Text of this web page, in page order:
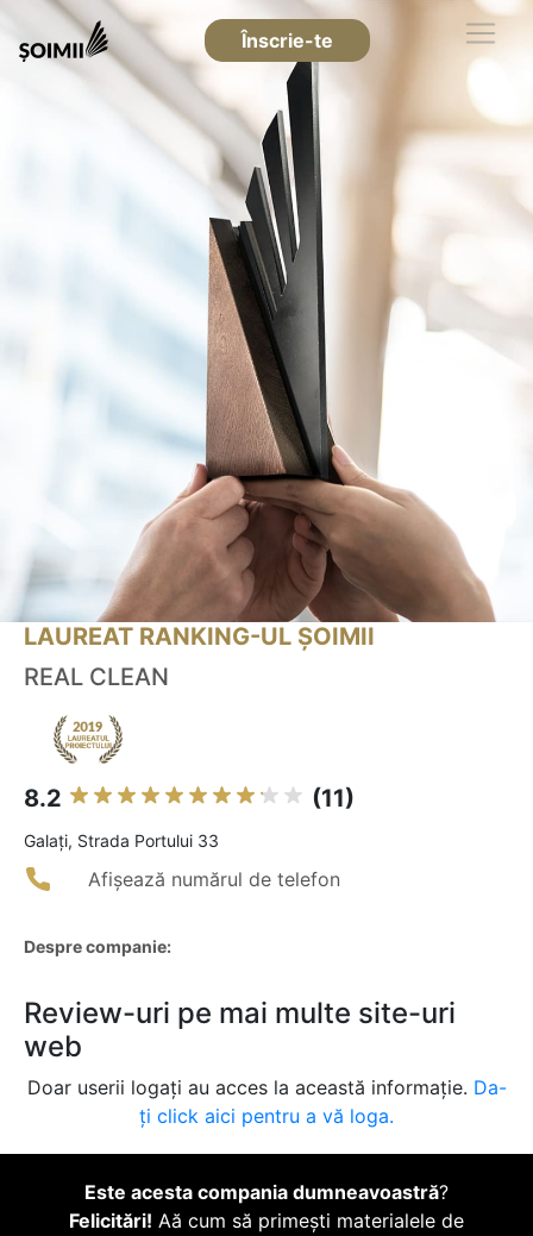
Înscrie-te
LAUREAT RANKING-UL ȘOIMII
REAL CLEAN
8.2 (11)
Galaţi, Strada Portului 33
Afișează numărul de telefon
Despre companie:
Review-uri pe mai multe site-uri
web
Doar userii logați au acces la această informație. Da-
ți click aici pentru a vă loga.
Este acesta compania dumneavoastră?
Felicitări! Aă cum să primești materialele de